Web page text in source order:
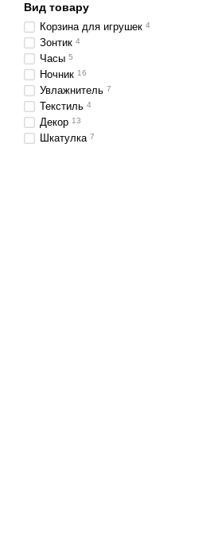
Вид товару
Корзина для игрушек 4
Зонтик 4
Часы 5
Ночник 16
Увлажнитель 7
Текстиль 4
Декор 13
Шкатулка 7